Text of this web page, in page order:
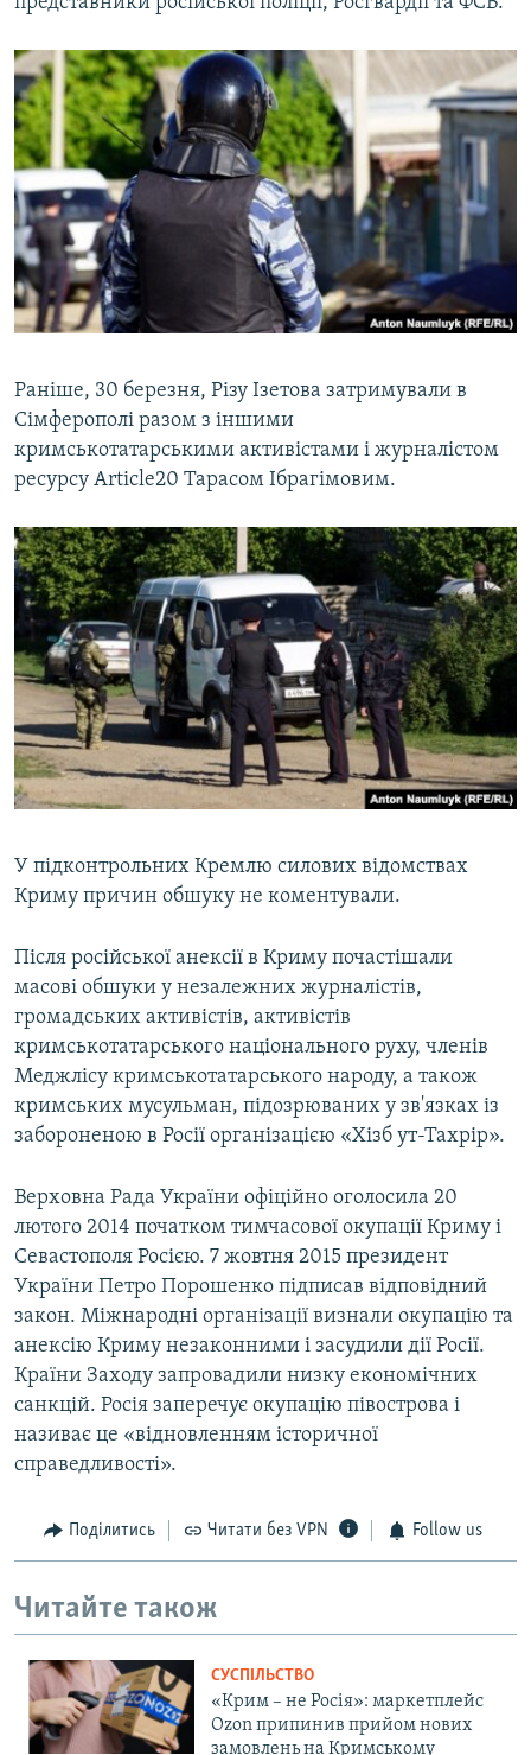
Раніше, 30 березня, Різу Ізетова затримували в
Сімферополі разом з іншими
кримськотатарськими активістами і журналістом
ресурсу Аrticle20 Тарасом Ібрагімовим.
У підконтрольних Кремлю силових відомствах
Криму причин обшуку не коментували.
Після російської анексії в Криму почастішали
масові обшуки у незалежних журналістів,
громадських активістів, активістів
кримськотатарського національного руху, членів
Меджлісу кримськотатарського народу, а також
кримських мусульман, підозрюваних у зв'язках із
забороненою в Росії організацією «Хізб ут-Тахрір».
Верховна Рада України офіційно оголосила 20
лютого 2014 початком тимчасової окупації Криму і
Севастополя Росією. 7 жовтня 2015 президент
України Петро Порошенко підписав відповідний
закон. Міжнародні організації визнали окупацію та
анексію Криму незаконними і засудили дії Росії.
Країни Заходу запровадили низку економічних
санкцій. Росія заперечує окупацію півострова і
називає це «відновленням історичної
справедливості».
Поділитись Читати без VPN Follow us
Читайте також
СУСПІЛЬСТВО
«Крим – не Росія»: маркетплейс
Ozon припинив прийом нових
замовлень на Кримському